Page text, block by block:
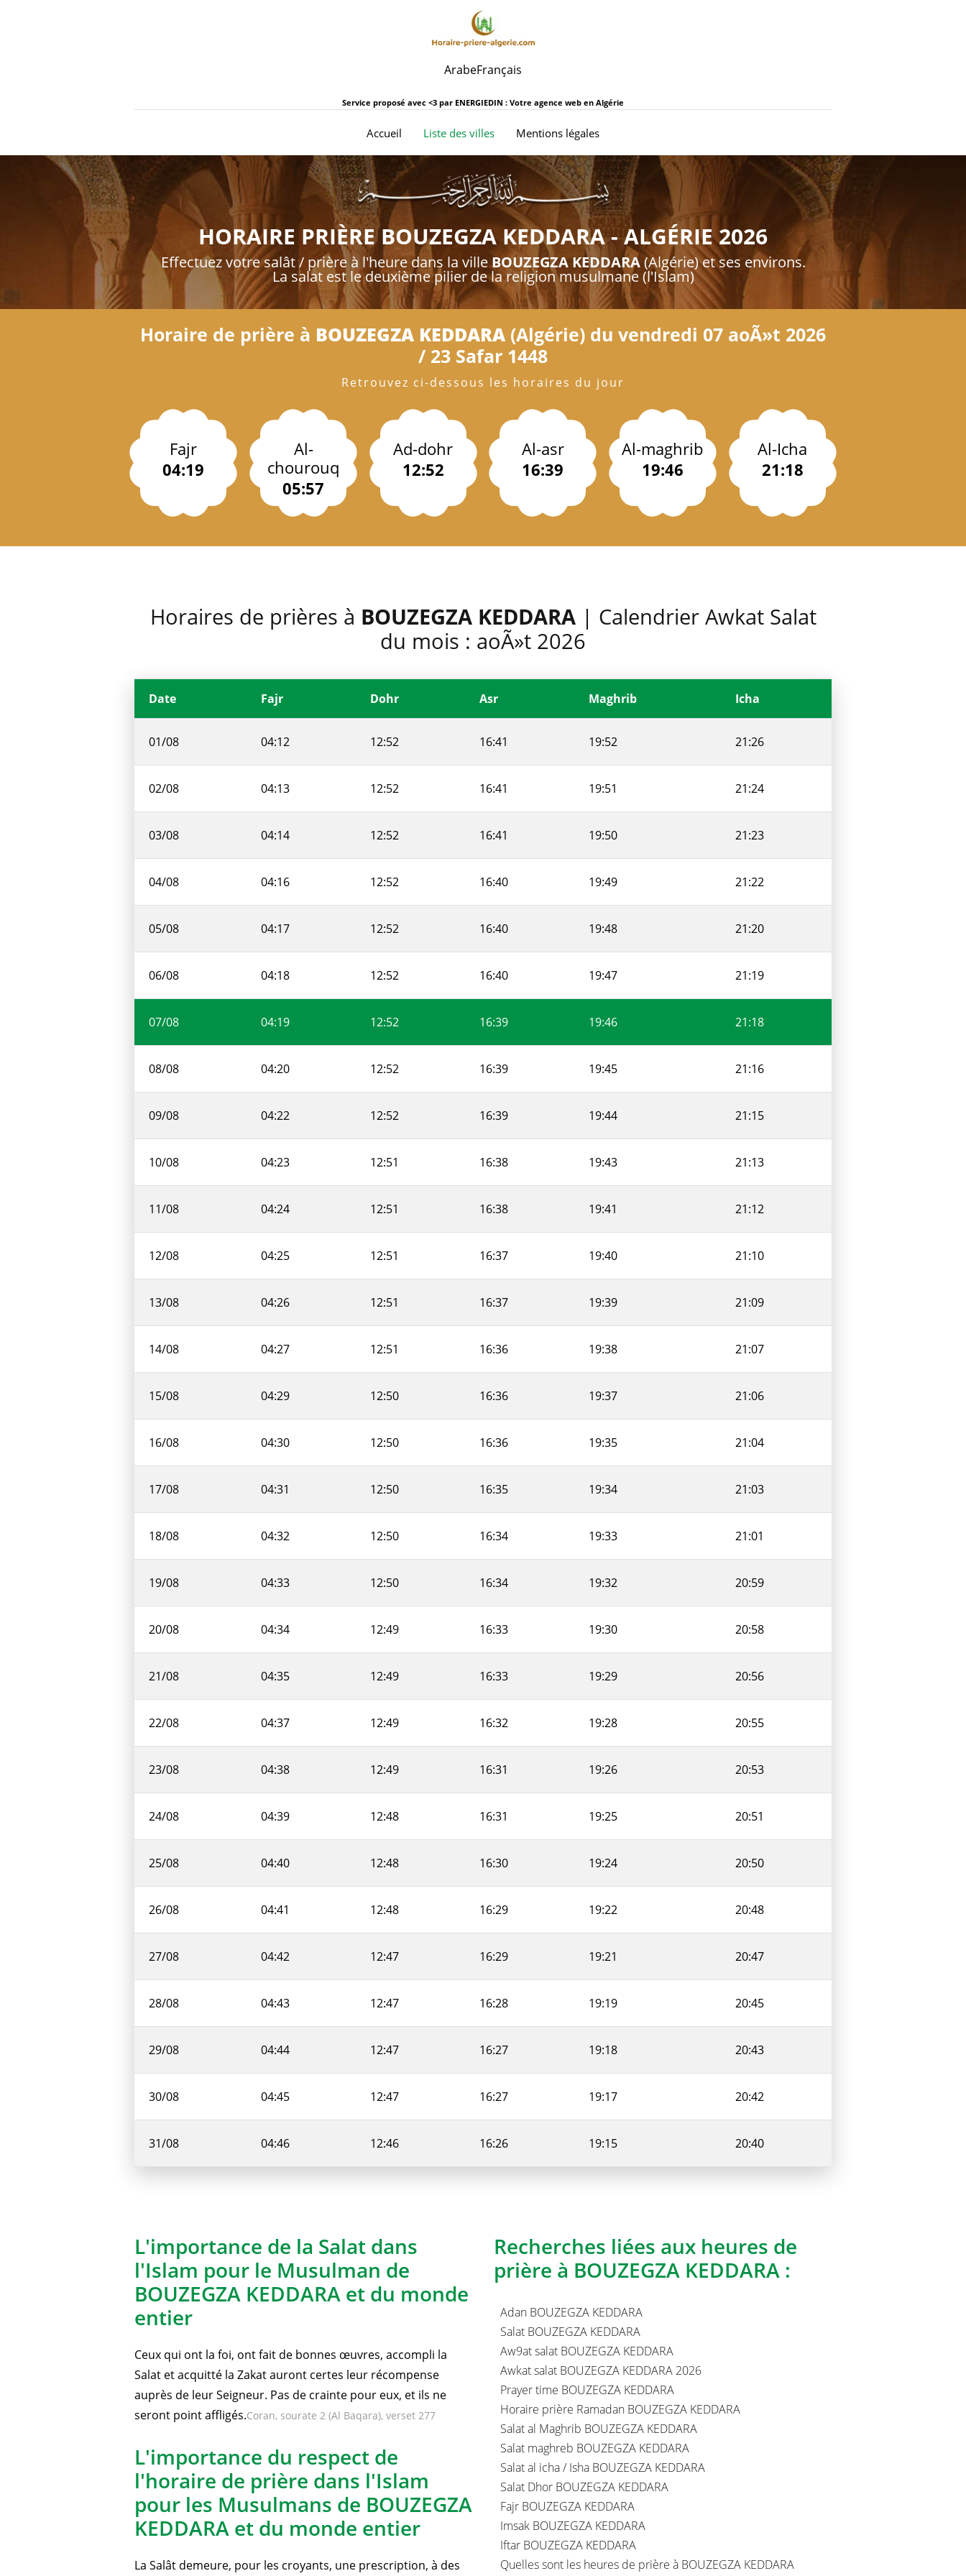
ArabeFrançais
Service proposé avec <3 par ENERGIEDIN : Votre agence web en Algérie
Accueil (current)
Liste des villes Mentions légales
HORAIRE PRIÈRE BOUZEGZA KEDDARA - ALGÉRIE 2026
Effectuez votre salât / prière à l'heure dans la villeBOUZEGZA KEDDARA(Algérie) et ses environs.
La salat est le deuxième pilier de la religion musulmane (l'Islam)
Horaire de prière à BOUZEGZA KEDDARA (Algérie) du vendredi 07 aoÃ»t 2026
/ 23 Safar 1448
Retrouvez ci-dessous les horaires du jour
Fajr
04:19
Al-
chourouq
05:57
Ad-dohr
12:52
Al-asr
16:39
Al-maghrib
19:46
Al-Icha
21:18
Horaires de prières à BOUZEGZA KEDDARA| Calendrier Awkat Salat
du mois : aoÃ»t 2026
Date Fajr Dohr Asr Maghrib Icha
01/08 04:12 12:52 16:41 19:52 21:26
02/08 04:13 12:52 16:41 19:51 21:24
03/08 04:14 12:52 16:41 19:50 21:23
04/08 04:16 12:52 16:40 19:49 21:22
05/08 04:17 12:52 16:40 19:48 21:20
06/08 04:18 12:52 16:40 19:47 21:19
07/08 04:19 12:52 16:39 19:46 21:18
08/08 04:20 12:52 16:39 19:45 21:16
09/08 04:22 12:52 16:39 19:44 21:15
10/08 04:23 12:51 16:38 19:43 21:13
11/08 04:24 12:51 16:38 19:41 21:12
12/08 04:25 12:51 16:37 19:40 21:10
13/08 04:26 12:51 16:37 19:39 21:09
14/08 04:27 12:51 16:36 19:38 21:07
15/08 04:29 12:50 16:36 19:37 21:06
16/08 04:30 12:50 16:36 19:35 21:04
17/08 04:31 12:50 16:35 19:34 21:03
18/08 04:32 12:50 16:34 19:33 21:01
19/08 04:33 12:50 16:34 19:32 20:59
20/08 04:34 12:49 16:33 19:30 20:58
21/08 04:35 12:49 16:33 19:29 20:56
22/08 04:37 12:49 16:32 19:28 20:55
23/08 04:38 12:49 16:31 19:26 20:53
24/08 04:39 12:48 16:31 19:25 20:51
25/08 04:40 12:48 16:30 19:24 20:50
26/08 04:41 12:48 16:29 19:22 20:48
27/08 04:42 12:47 16:29 19:21 20:47
28/08 04:43 12:47 16:28 19:19 20:45
29/08 04:44 12:47 16:27 19:18 20:43
30/08 04:45 12:47 16:27 19:17 20:42
31/08 04:46 12:46 16:26 19:15 20:40
L'importance de la Salat dans
l'Islam pour le Musulman de
BOUZEGZA KEDDARA et du monde
entier
Recherches liées aux heures de
prière à BOUZEGZA KEDDARA :
Adan BOUZEGZA KEDDARA
Salat BOUZEGZA KEDDARA
Aw9at salat BOUZEGZA KEDDARA
Awkat salat BOUZEGZA KEDDARA 2026